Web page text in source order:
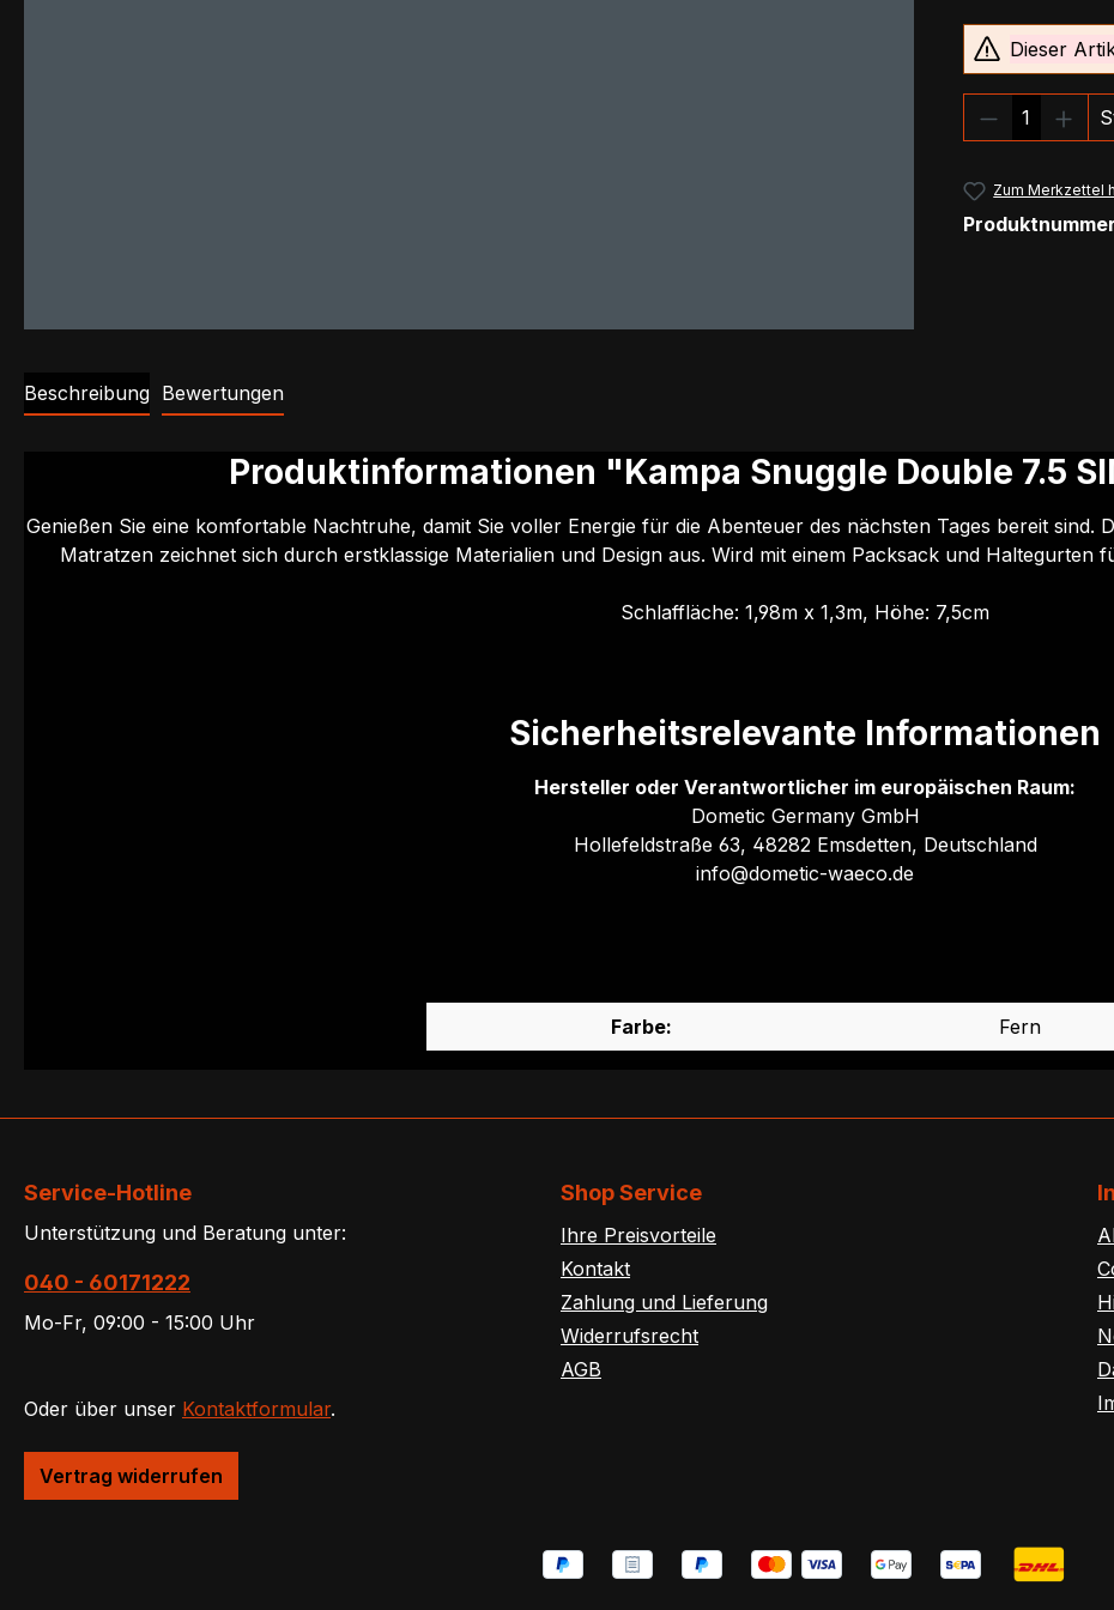
Dieser
Produkt
Zum Merkzettel
Beschreibung Bewertungen
Produktinformationen "Kampa Snuggle Double 7.5
Genießen Sie eine komfortable Nachtruhe, damit Sie voller Energie für die Abenteuer des nächsten Tages bereit sind.
Matratzen zeichnet sich durch erstklassige Materialien und Design aus. Wird mit einem Packsack und
Schlaffläche: 1,98m x 1,3m, Höhe: 7,5cm
Sicherheitsrelevante Informationen
Hersteller oder Verantwortlicher im europäischen Raum:
Dometic Germany GmbH
Hollefeldstraße 63, 48282 Emsdetten, Deutschland
info@dometic-waeco.de
Farbe: Fern
Service-Hotline
Unterstützung und Beratung unter:
040 - 60171222
Mo-Fr, 09:00 - 15:00 Uhr
Oder über unser Kontaktformular.
Vertrag widerrufen
Shop Service
Ihre Preisvorteile
Kontakt
Zahlung und Lieferung
Widerrufsrecht
AGB